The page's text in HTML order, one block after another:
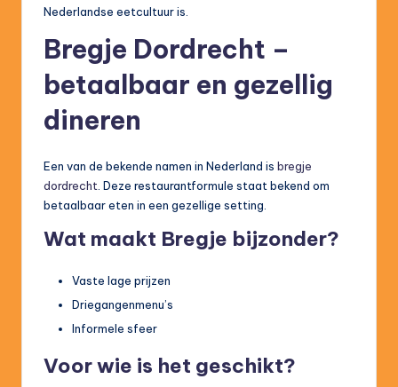
Nederlandse eetcultuur is.
Bregje Dordrecht –
betaalbaar en gezellig
dineren
Een van de bekende namen in Nederland is bregje
dordrecht . Deze restaurantformule staat bekend om
betaalbaar eten in een gezellige setting.
Wat maakt Bregje bijzonder?
Vaste lage prijzen
Driegangenmenu’s
Informele sfeer
Voor wie is het geschikt?